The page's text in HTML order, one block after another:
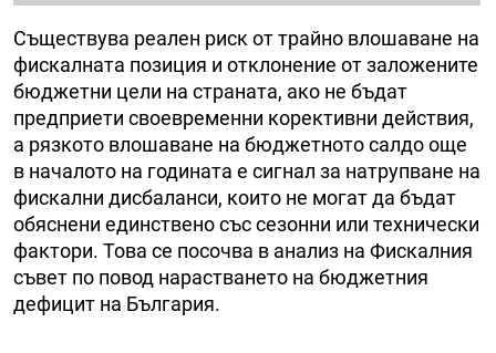
Съществува реален риск от трайно влошаване на
фискалната позиция и отклонение от заложените
бюджетни цели на страната, ако не бъдат
предприети своевременни корективни действия,
а рязкото влошаване на бюджетното салдо още
в началото на годината е сигнал за натрупване на
фискални дисбаланси, които не могат да бъдат
обяснени единствено със сезонни или технически
фактори. Това се посочва в анализ на Фискалния
съвет по повод нарастването на бюджетния
дефицит на България.